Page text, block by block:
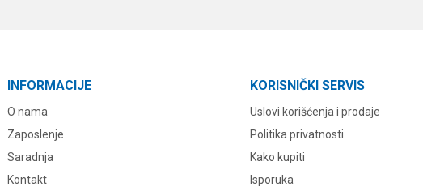
INFORMACIJE
O nama
Zaposlenje
Saradnja
Kontakt
KORISNIČKI SERVIS
Uslovi korišćenja i prodaje
Politika privatnosti
Kako kupiti
Isporuka